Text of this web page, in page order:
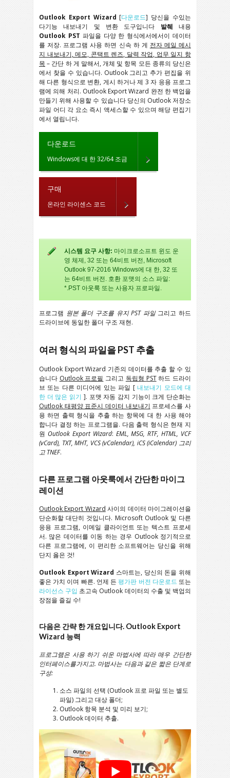
Outlook Export Wizard [다운로드] 당신을 수있는
다기능 내보내기 및 변환 도구입니다 발췌 내용
Outlook PST 파일을 다양 한 형식에서에서이 데이터
를 저장. 프로그램 사용 하면 신속 하 게 전자 메일 메시
지 내보내기, 메모, 콘택트 렌즈, 달력 작업, 업무 일지 항
목 – 간단 하 게 말해서, 개체 및 항목 모든 종류의 당신은
에서 찾을 수 있습니다. Outlook그리고 추가 편집을 위
해 다른 형식으로 변환, 게시 하거나 제 3 자 응용 프로그
램에 의해 처리. Outlook Export Wizard 완전 한 백업을
만들기 위해 사용할 수 있습니다 당신의 Outlook저장소
파일 어디 각 요소 즉시 액세스할 수 있으며 해당 편집기
에서 열립니다.
다운로드
Windows에 대 한 32/64 조금
구매
온라인 라이센스 코드
시스템 요구 사항: 마이크로소프트 윈도 운
영 체제, 32 또는 64비트 버전, Microsoft
Outlook 97-2016 Windows에 대 한, 32 또
는 64비트 버전. 호환 포맷의 소스 파일:
*.PST 아웃룩 또는 사용자 프로파일.
프로그램 원본 폴더 구조를 유지PST파일그리고 하드
드라이브에 동일한 폴더 구조 재현.
여러 형식의 파일을 PST 추출
Outlook Export Wizard 기존의 데이터를 추출 할 수 있
습니다 Outlook프로필 그리고 독립형 PST하드 드라이
브 또는 다른 미디어에 있는 파일 [내보내기 모드에 대
한 더 많은 읽기 ]. 포맷 자동 감지 기능이 크게 단순화는
Outlook 태평양 표준시 데이터 내보내기 프로세스를 사
용 하면 출력 형식을 추출 하는 항목에 대 한 사용 해야
합니다 결정 하는 프로그램을. 다음 출력 형식은 현재 지
원 Outlook Export Wizard: EML, MSG, RTF, HTML, VCF
(vCard), TXT, MHT, VCS (vCalendar), iCS (iCalendar) 그리
고 TNEF.
다른 프로그램 아웃룩에서 간단한 마이그
레이션
Outlook Export Wizard 사이의 데이터 마이그레이션을
단순화할 대단히 것입니다. Microsoft Outlook및 다른
응용 프로그램, 이메일 클라이언트 또는 텍스트 프로세
서. 많은 데이터를 이동 하는 경우 Outlook정기적으로
다른 프로그램에, 이 편리한 소프트웨어는 당신을 위해
단지 옳은 것!
Outlook Export Wizard 스마트는, 당신의 돈을 위해
좋은 가치 이며 빠른. 언제 든평가판 버전 다운로드 또는
라이선스 구입 초고속 Outlook 데이터의 수출 및 백업의
장점을 즐길 수!
다음은 간략 한 개요입니다. Outlook Export
Wizard 능력
프로그램은 사용 하기 쉬운 마법사에 따라 매우 간단한
인터페이스를가지고. 마법사는 다음과 같은 짧은 단계로
구성:
소스 파일의 선택 (Outlook 프로 파일 또는 별도
파일) 그리고 대상 폴더;
Outlook 항목 분석 및 미리 보기;
Outlook데이터 추출.